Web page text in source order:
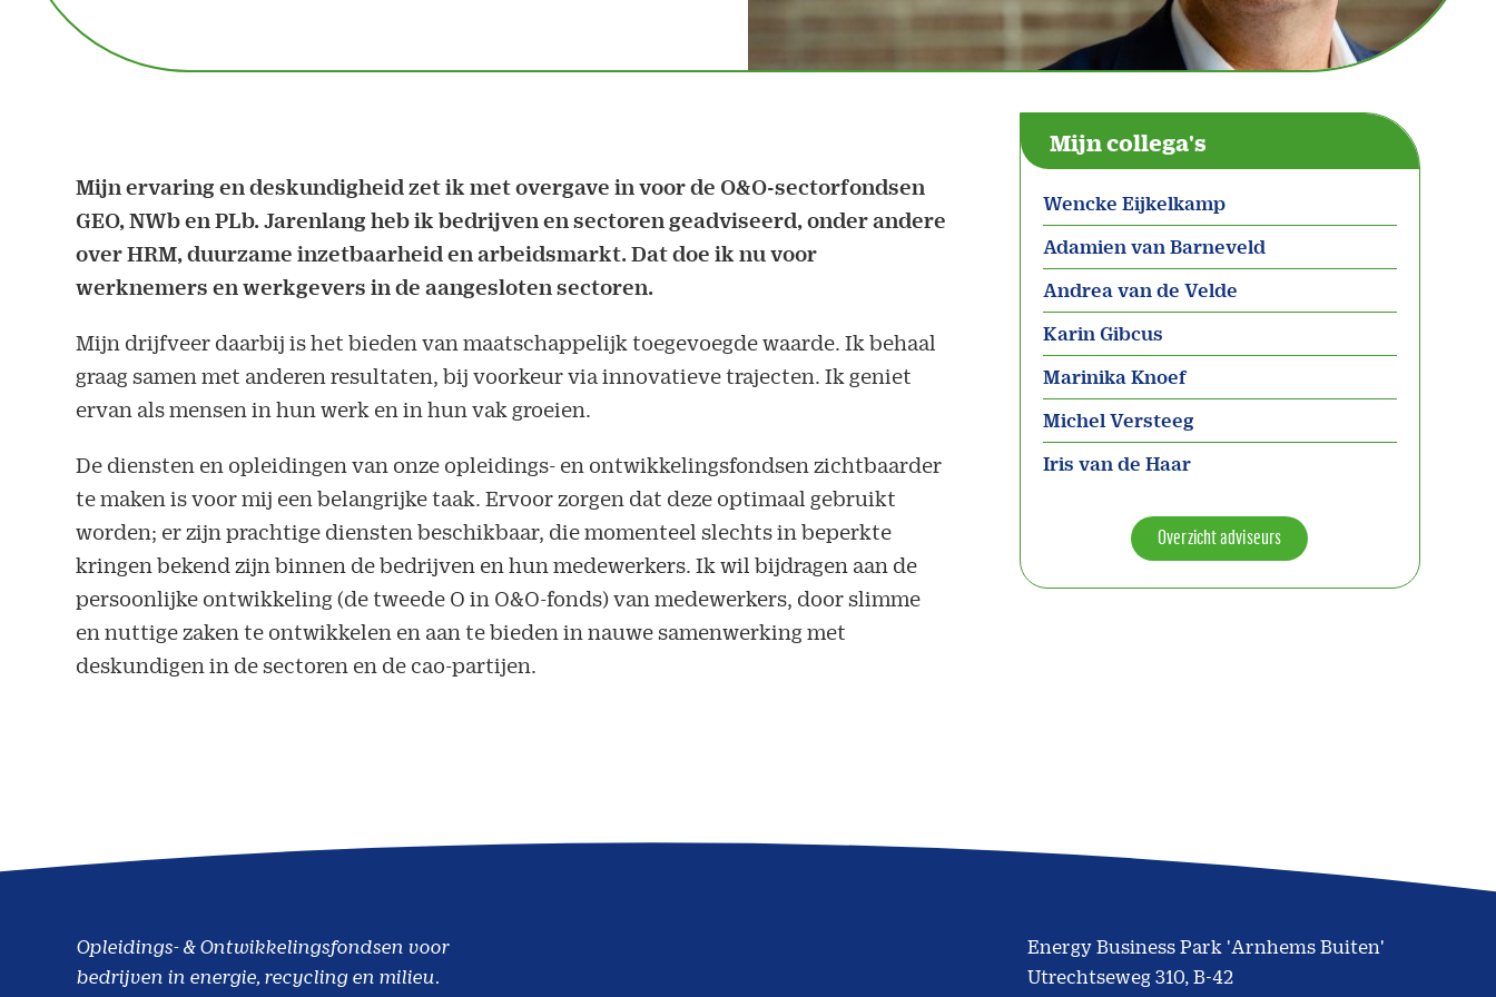
Mijn ervaring en deskundigheid zet ik met overgave in voor de O&O-sectorfondsen
GEO, NWb en PLb. Jarenlang heb ik bedrijven en sectoren geadviseerd, onder andere
over HRM, duurzame inzetbaarheid en arbeidsmarkt. Dat doe ik nu voor
werknemers en werkgevers in de aangesloten sectoren.
Mijn drijfveer daarbij is het bieden van maatschappelijk toegevoegde waarde. Ik behaal
graag samen met anderen resultaten, bij voorkeur via innovatieve trajecten. Ik geniet
ervan als mensen in hun werk en in hun vak groeien.
De diensten en opleidingen van onze opleidings- en ontwikkelingsfondsen zichtbaarder
te maken is voor mij een belangrijke taak. Ervoor zorgen dat deze optimaal gebruikt
worden; er zijn prachtige diensten beschikbaar, die momenteel slechts in beperkte
kringen bekend zijn binnen de bedrijven en hun medewerkers. Ik wil bijdragen aan de
persoonlijke ontwikkeling (de tweede O in O&O-fonds) van medewerkers, door slimme
en nuttige zaken te ontwikkelen en aan te bieden in nauwe samenwerking met
deskundigen in de sectoren en de cao-partijen.
Mijn collega's
Wencke Eijkelkamp
Adamien van Barneveld
Andrea van de Velde
Karin Gibcus
Marinika Knoef
Michel Versteeg
Iris van de Haar
Overzicht adviseurs
Opleidings- & Ontwikkelingsfondsen voor
bedrijven in energie, recycling en milieu.
Energy Business Park 'Arnhems Buiten'
Utrechtseweg 310, B-42